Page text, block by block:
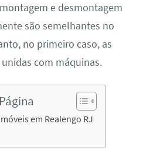
e desmontagem
são semelhantes no
no primeiro caso, as
com máquinas.
em Realengo RJ